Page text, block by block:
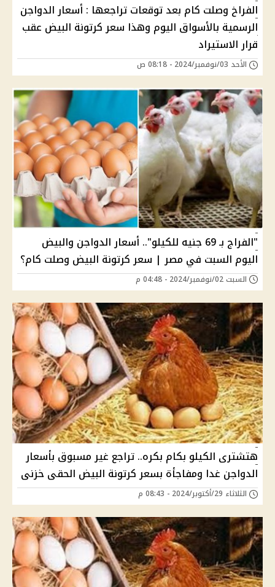
الفراخ وصلت كام بعد توقعات تراجعها : أسعار الدواجن
الرسمية بالأسواق اليوم وهذا سعر كرتونة البيض عقب
قرار الاستيراد
الأحد 03/نوفمبر/2024 - 08:18 ص
"الفراج بـ 69 جنيه للكيلو".. أسعار الدواجن والبيض
اليوم السبت في مصر | سعر كرتونة البيض وصلت كام؟
السبت 02/نوفمبر/2024 - 04:48 م
هتشترى الكيلو بكام بكره.. تراجع غير مسبوق بأسعار
الدواجن غدا ومفاجأة بسعر كرتونة البيض الحقى خزنى
الثلاثاء 29/أكتوبر/2024 - 08:43 م